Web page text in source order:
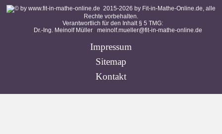
2015-2026 by Fit-in-Mathe-Online.de, alle
Rechte vorbehalten.
Verantwortlich für den Inhalt § 5 TMG:
Dr.-Ing. Meinolf Müller meinolf.mueller@fit-in-mathe-online.de
Impressum
Sitemap
Kontakt